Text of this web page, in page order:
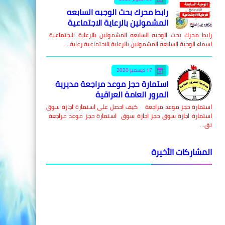
رابط محرك بحث الوجبه السابعه
المشمولين بالرعاية الاجتماعية
رابط محرك بحث الوجبه السابعه المشمولين بالرعاية الاجتماعية
اسماء الوجبة السابعه المشمولين بالرعاية الاجتماعية رعاية …
17 ديسمبر 2020
استمارة حجز موعد مراجعة مديرية
المرور العامة العراقية
استمارة حجز موعد مراجعة كيف احصل على استمارة اجازة سوق
استمارة اجازة سوق حجز اجازة سوق استمارة حجز موعد مراجعة
نق…
المشاركات الأخيرة